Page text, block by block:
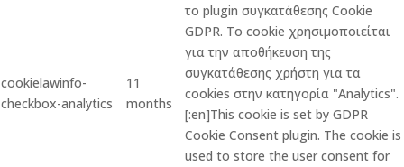
cookielawinfo-
checkbox-analytics
11
months
το plugin συγκατάθεσης Cookie
GDPR. Το cookie χρησιμοποιείται
για την αποθήκευση της
συγκατάθεσης χρήστη για τα
cookies στην κατηγορία "Analytics".
[:en]This cookie is set by GDPR
Cookie Consent plugin. The cookie is
used to store the user consent for